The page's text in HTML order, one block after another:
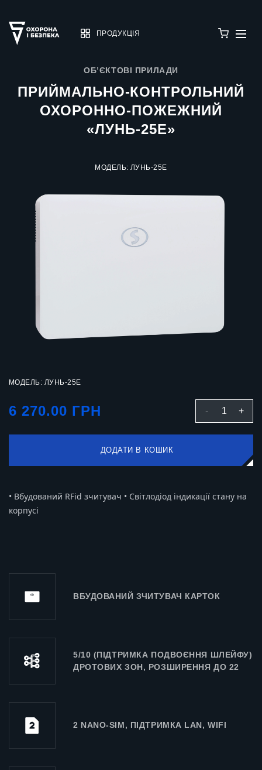
ПРОДУКЦІЯ
ОБ’ЄКТОВІ ПРИЛАДИ
ПРИЙМАЛЬНО-КОНТРОЛЬНИЙ
ОХОРОННО-ПОЖЕЖНИЙ
«ЛУНЬ-25Е»
МОДЕЛЬ: ЛУНЬ-25Е
МОДЕЛЬ: ЛУНЬ-25Е
6 270.00 ГРН - 1 +
ДОДАТИ В КОШИК
• Вбудований RFid зчитувач • Світлодіод індикації стану на
корпусі
ВБУДОВАНИЙ ЗЧИТУВАЧ КАРТОК
5/10 (ПІДТРИМКА ПОДВОЄННЯ ШЛЕЙФУ)
ДРОТОВИХ ЗОН, РОЗШИРЕННЯ ДО 22
2 NANO-SIM, ПІДТРИМКА LAN, WIFI